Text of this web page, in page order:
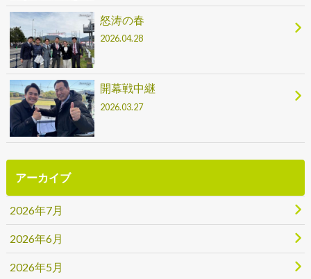
怒涛の春
2026.04.28
開幕戦中継
2026.03.27
アーカイブ
2026年7月
2026年6月
2026年5月